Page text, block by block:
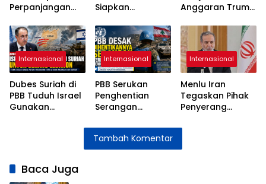
Perpanjangan
Senjata Selama
Tiga Minggu
Siapkan
Kemanusiaan
Menuju Gaza
Anggaran Trump
Lonjakan Biaya
Hidup
Internasional
Dubes Suriah di
PBB Tuduh Israel
Gunakan
Internasional
PBB Serukan
Penghentian
Serangan
Pasukan
Perdamaian di
Lebanon
Internasional
Menlu Iran
Tegaskan Pihak
Penyerang
Jawab atas
Hormuz
Tambah Komentar
Baca Juga